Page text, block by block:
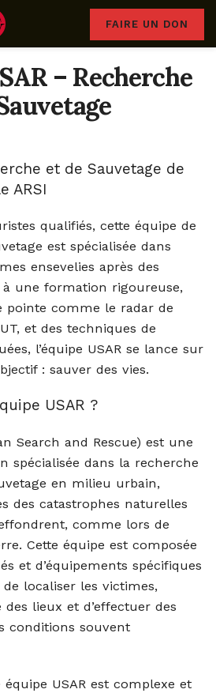
FAIRE UN DON
– Recherche
et de Sauvetage de
ARSI
qualifiés, cette équipe de
est spécialisée dans
ensevelies après des
à une formation rigoureuse,
pointe comme le radar de
et des techniques de
l’équipe USAR se lance sur
: sauver des vies.
USAR ?
Search and Rescue) est une
spécialisée dans la recherche
en milieu urbain,
des catastrophes naturelles
comme lors de
Cette équipe est composée
et d’équipements spécifiques
localiser les victimes,
des lieux et d’effectuer des
conditions souvent
équipe USAR est complexe et